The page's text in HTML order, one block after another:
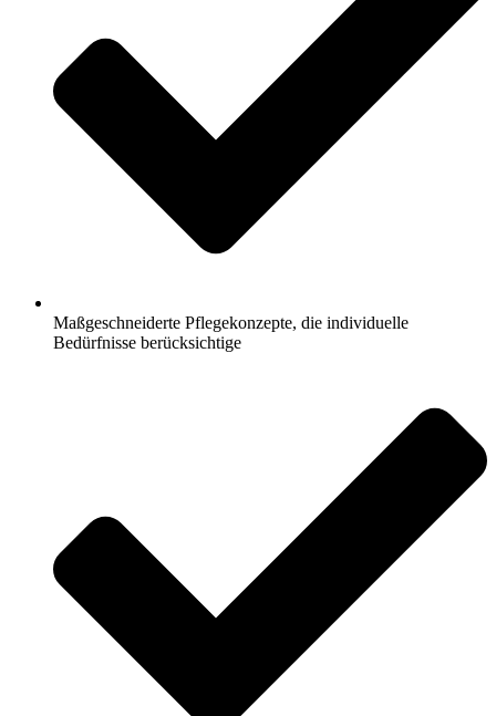
Maßgeschneiderte Pflegekonzepte, die individuelle
Bedürfnisse berücksichtige